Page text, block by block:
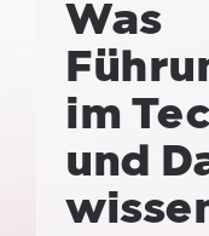
Was
im
und